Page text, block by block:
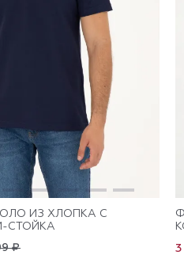
ИЗ ХЛОПКА С
СТОЙКА
₽
3